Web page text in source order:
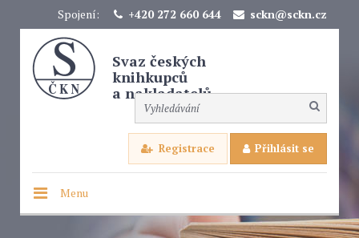
Spojení: +420 272 660 644 sckn@sckn.cz
Svaz českých
knihkupců
a nakladatelů
Registrace Přihlásit se
Menu